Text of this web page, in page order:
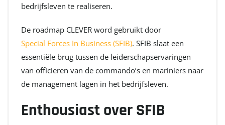
bedrijfsleven te realiseren.
De roadmap CLEVER word gebruikt door
Special Forces In Business (SFIB). SFIB slaat een
essentiële brug tussen de leiderschapservaringen
van officieren van de commando’s en mariniers naar
de management lagen in het bedrijfsleven.
Enthousiast over SFIB